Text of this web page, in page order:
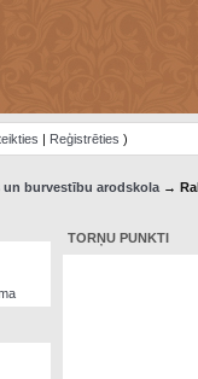
| Reģistrēties )
un burvestību arodskola →
TORŅU PUNKTI